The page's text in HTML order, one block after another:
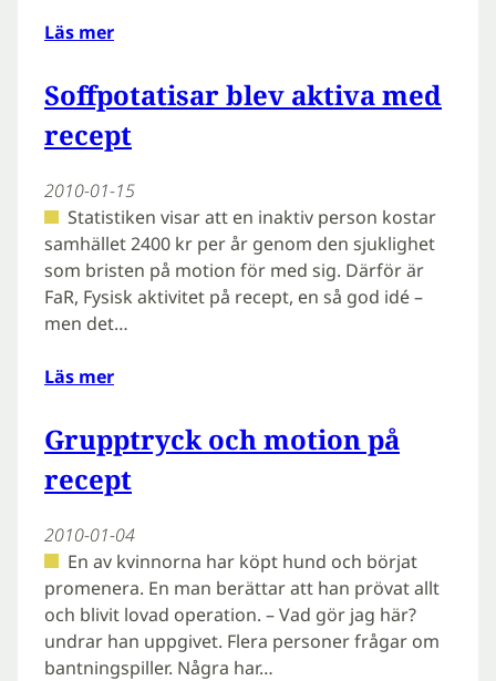
Läs mer
Soffpotatisar blev aktiva med
recept
2010-01-15
Statistiken visar att en inaktiv person kostar
samhället 2400 kr per år genom den sjuklighet
som bristen på motion för med sig. Därför är
FaR, Fysisk aktivitet på recept, en så god idé –
men det…
Läs mer
Grupptryck och motion på
recept
2010-01-04
En av kvinnorna har köpt hund och börjat
promenera. En man berättar att han prövat allt
och blivit lovad operation. – Vad gör jag här?
undrar han uppgivet. Flera personer frågar om
bantningspiller. Några har…